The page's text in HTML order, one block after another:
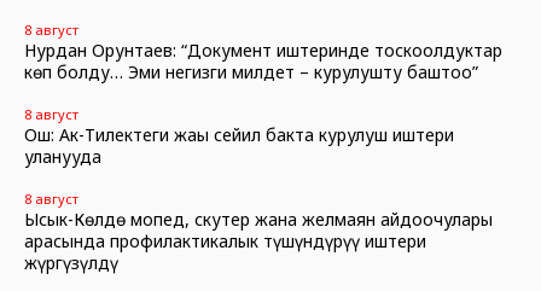
8 август
Нурдан Орунтаев: “Документ иштеринде тоскоолдуктар
көп болду… Эми негизги милдет – курулушту баштоо”
8 август
Ош: Ак-Тилектеги жаңы сейил бакта курулуш иштери
уланууда
8 август
Ысык-Көлдө мопед, скутер жана желмаян айдоочулары
арасында профилактикалык түшүндүрүү иштери
жүргүзүлдү